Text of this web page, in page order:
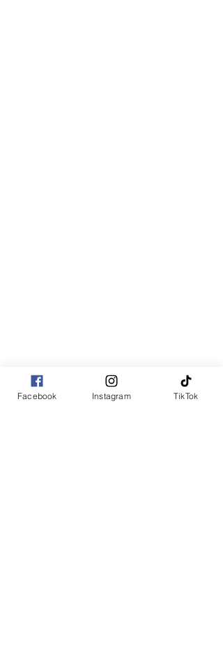
Facebook Instagram TikTok